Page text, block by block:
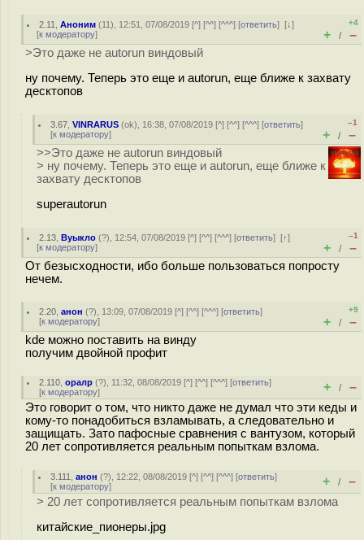
2.11 ,Аноним (11), 12:51, 07/08/2019 [^] [^^] [^^^] [ответить][↓]
[к модератору]
+4
+ / –
>Это даже не autorun виндовый
ну почему. Теперь это еще и autorun, еще ближе к захвату
десктопов
3.67 ,VINRARUS (ok), 16:38, 07/08/2019 [^] [^^] [^^^] [ответить]
[к модератору]
–1
+ / –
>>Это даже не autorun виндовый
> ну почему. Теперь это еще и autorun, еще ближе к
захвату десктопов
superautorun
2.13 ,Вуыкло (?), 12:54, 07/08/2019 [^] [^^] [^^^] [ответить][↑]
[к модератору]
–1
+ / –
От безысходности, ибо больше пользоваться попросту
нечем.
2.20 ,анон (?), 13:09, 07/08/2019 [^] [^^] [^^^] [ответить]
[к модератору]
+9
+ / –
kde можно поставить на винду
получим двойной профит
2.110 ,оралр (?), 11:32, 08/08/2019 [^] [^^] [^^^] [ответить]
[к модератору] + / –
Это говорит о том, что никто даже не думал что эти кеды и
кому-то понадобиться взламывать, а следовательно и
защищать. Зато пафосные сравнения с вантузом, который
20 лет сопротивляется реальным попыткам взлома.
3.111 ,анон (?), 12:22, 08/08/2019 [^] [^^] [^^^] [ответить]
[к модератору] + / –
> 20 лет сопротивляется реальным попыткам взлома
китайские_пионеры.jpg